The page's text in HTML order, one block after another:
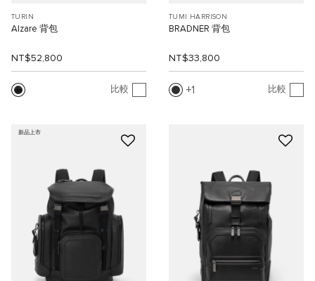
TURIN
Alzare 背包
NT$52,800
比較
TUMI HARRISON
BRADNER 背包
NT$33,800
1 比較
新品上市